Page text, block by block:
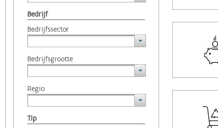
Bedrijf
Bedrijfssector
Bedrijfsgrootte
Regio
Tip